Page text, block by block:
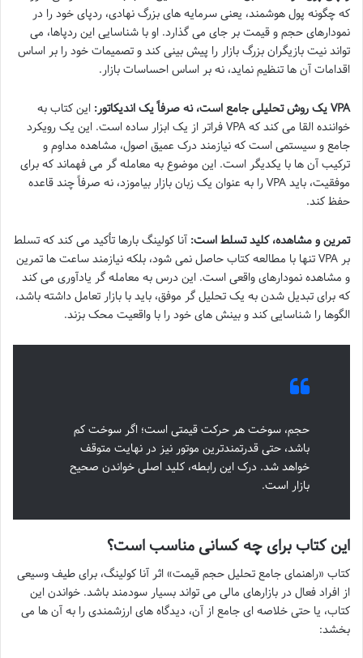
که چگونه پول هوشمند، یعنی سرمایه های بزرگ نهادی، ردپای خود را در
نمودارهای حجم و قیمت بر جای می گذارد. او با شناسایی این ردپاها، می
تواند نیت بازیگران بزرگ بازار را پیش بینی کند و تصمیمات خود را بر اساس
اقدامات آن ها تنظیم نماید، نه بر اساس احساسات بازار.
VPA یک روش تحلیلی جامع است، نه صرفاً یک اندیکاتور:
این کتاب به
خواننده القا می کند که VPA فراتر از یک ابزار ساده است. این یک رویکرد
جامع و سیستمی است که نیازمند درک عمیق اصول، مشاهده مداوم و
ترکیب آن ها با یکدیگر است. این موضوع به معامله گر می فهماند که برای
موفقیت، باید VPA را به عنوان یک زبان بازار بیاموزد، نه صرفاً چند قاعده
حفظ کند.
تمرین و مشاهده، کلید تسلط است: آنا کولینگ بارها تأکید می کند که تسلط
بر VPA تنها با مطالعه کتاب حاصل نمی شود، بلکه نیازمند ساعت ها تمرین
و مشاهده نمودارهای واقعی است. این درس به معامله گر یادآوری می کند
که برای تبدیل شدن به یک تحلیل گر موفق، باید با بازار تعامل داشته باشد،
الگوها را شناسایی کند و بینش های خود را با واقعیت محک بزند.
حجم، سوخت هر حرکت قیمتی است؛ اگر سوخت کم
باشد، حتی قدرتمندترین موتور نیز در نهایت متوقف
خواهد شد. درک این رابطه، کلید اصلی خواندن صحیح
بازار است.
این کتاب برای چه کسانی مناسب است؟
کتاب «راهنمای جامع تحلیل حجم قیمت» اثر آنا کولینگ، برای طیف وسیعی
از افراد فعال در بازارهای مالی می تواند بسیار سودمند باشد. خواندن این
کتاب، یا حتی خلاصه ای جامع از آن، دیدگاه های ارزشمندی را به آن ها می
بخشد: